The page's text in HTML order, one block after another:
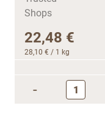
22,48 €
28,10 € / 1 kg
-